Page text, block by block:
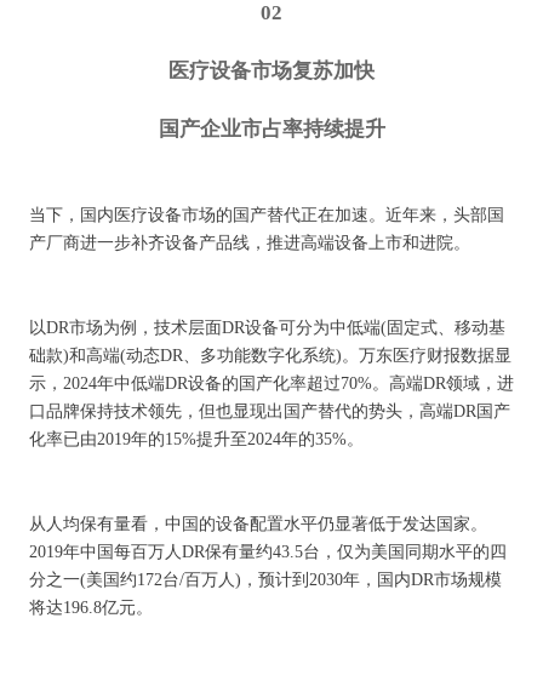
02
医疗设备市场复苏加快
国产企业市占率持续提升
当下，国内医疗设备市场的国产替代正在加速。近年来，头部国
产厂商进一步补齐设备产品线，推进高端设备上市和进院。
以DR市场为例，技术层面DR设备可分为中低端(固定式、移动基
础款)和高端(动态DR、多功能数字化系统)。万东医疗财报数据显
示，2024年中低端DR设备的国产化率超过70%。高端DR领域，进
口品牌保持技术领先，但也显现出国产替代的势头，高端DR国产
化率已由2019年的15%提升至2024年的35%。
从人均保有量看，中国的设备配置水平仍显著低于发达国家。
2019年中国每百万人DR保有量约43.5台，仅为美国同期水平的四
分之一(美国约172台/百万人)，预计到2030年，国内DR市场规模
将达196.8亿元。